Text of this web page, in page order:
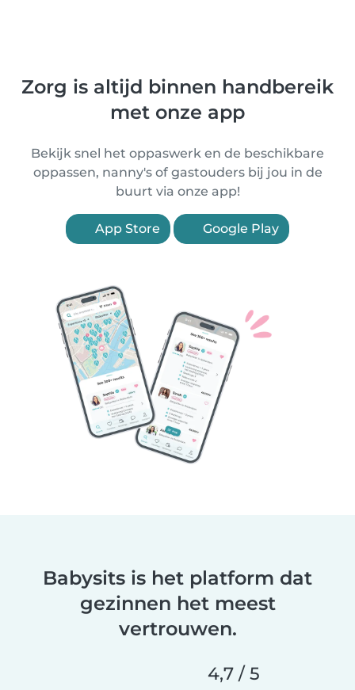
Zorg is altijd binnen handbereik
met onze app
Bekijk snel het oppaswerk en de beschikbare
oppassen, nanny's of gastouders bij jou in de
buurt via onze app!
App Store Google Play
Babysits is het platform dat
gezinnen het meest
vertrouwen.
4,7 / 5